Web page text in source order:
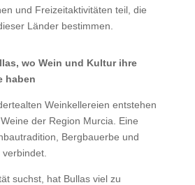
und Freizeitaktivitäten teil, die
Länder bestimmen.
wo Wein und Kultur ihre
haben
Weinkellereien entstehen
der Region Murcia. Eine
Bergbauerbe und
suchst, hat Bullas viel zu